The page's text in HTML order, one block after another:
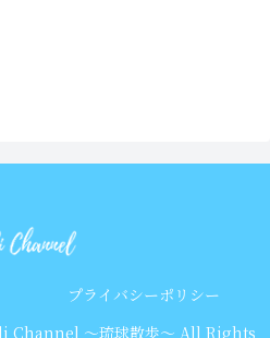
プライバシーポリシー
Channel 〜琉球散歩〜 All Rights